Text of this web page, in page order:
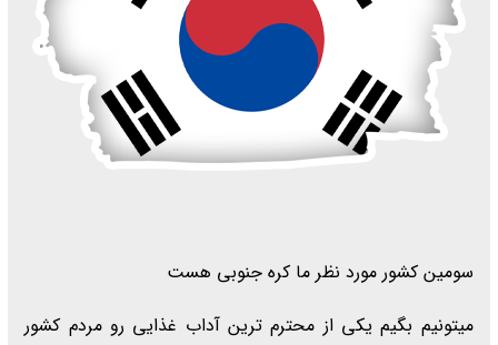
سومین کشور مورد نظر ما کره جنوبی هست
میتونیم بگیم یکی از محترم ترین آداب غذایی رو مردم کشور